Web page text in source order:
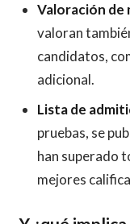
Valoración de
valoran
candidatos,
adicional.
Lista de
pruebas, se
han superado
mejores